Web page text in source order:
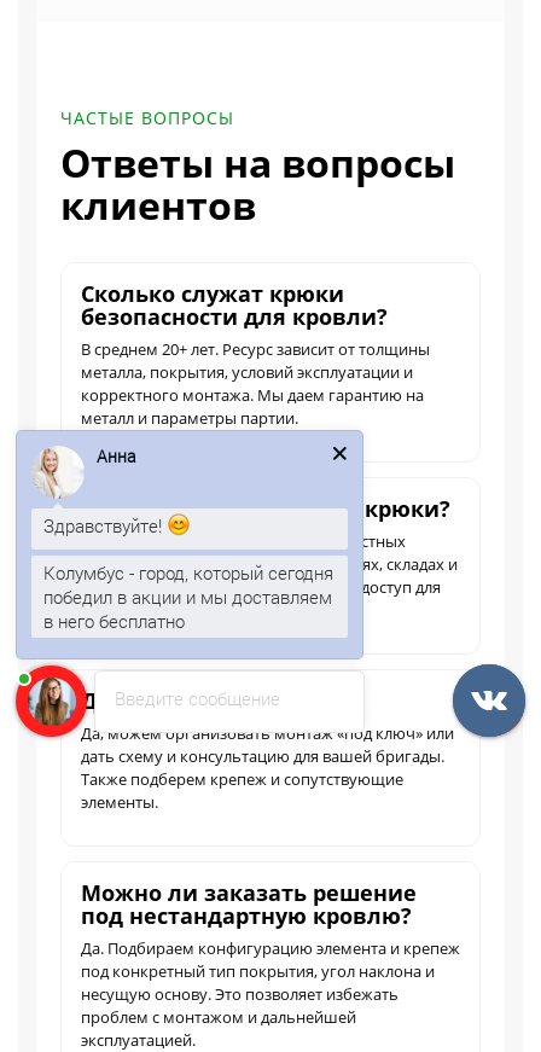
ЧАСТЫЕ ВОПРОСЫ
Ответы на вопросы
клиентов
Сколько служат крюки
безопасности для кровли?
В среднем 20+ лет. Ресурс зависит от толщины
металла, покрытия, условий эксплуатации и
корректного монтажа. Мы даем гарантию на
металл и параметры партии.
Где применяются такие крюки?
Чаще всего — на скатных кровлях частных
домов, навесах, коммерческих зданиях, складах и
объектах, где требуется безопасный доступ для
обслуживания и ремонта крыши.
Делаете ли монтаж?
Да, можем организовать монтаж «под ключ» или
дать схему и консультацию для вашей бригады.
Также подберем крепеж и сопутствующие
элементы.
Можно ли заказать решение
под нестандартную кровлю?
Да. Подбираем конфигурацию элемента и крепеж
под конкретный тип покрытия, угол наклона и
несущую основу. Это позволяет избежать
проблем с монтажом и дальнейшей
эксплуатацией.
Введите сообщение
Анна
Здравствуйте!
Колумбус - город, который сегодня
победил в акции и мы доставляем
в него бесплатно
Аннапечатает...